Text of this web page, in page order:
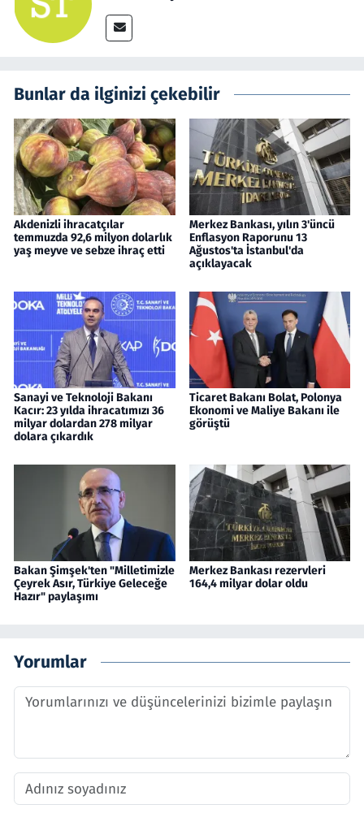
Bunlar da ilginizi çekebilir
Akdenizli ihracatçılar
temmuzda 92,6 milyon dolarlık
yaş meyve ve sebze ihraç etti
Merkez Bankası, yılın 3'üncü
Enflasyon Raporunu 13
Ağustos'ta İstanbul'da
açıklayacak
Sanayi ve Teknoloji Bakanı
Kacır: 23 yılda ihracatımızı 36
milyar dolardan 278 milyar
dolara çıkardık
Ticaret Bakanı Bolat, Polonya
Ekonomi ve Maliye Bakanı ile
görüştü
Bakan Şimşek'ten "Milletimizle
Çeyrek Asır, Türkiye Geleceğe
Hazır" paylaşımı
Merkez Bankası rezervleri
164,4 milyar dolar oldu
Yorumlar